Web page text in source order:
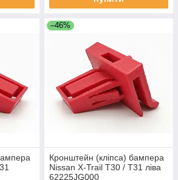
–46%
Кронштейн (кліпса) бампера
Nissan X-Trail T30 / T31 ліва
62225JG000